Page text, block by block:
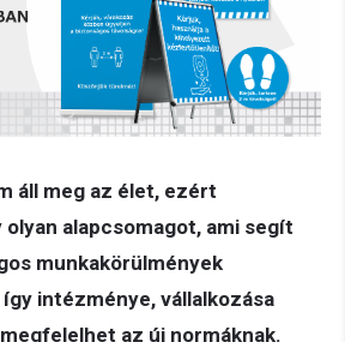
áll meg az élet, ezért
alapcsomagot, ami segít
munkakörülmények
intézménye, vállalkozása
az új normáknak.